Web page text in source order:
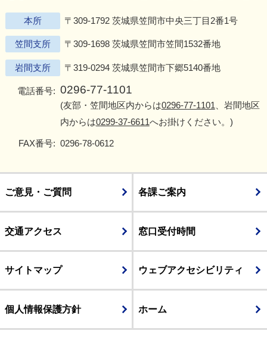
本所 〒309-1792 茨城県笠間市中央三丁目2番1号
笠間支所 〒309-1698 茨城県笠間市笠間1532番地
岩間支所 〒319-0294 茨城県笠間市下郷5140番地
電話番号: 0296-77-1101
(友部・笠間地区内からは0296-77-1101 、岩間地区
内からは0299-37-6611へお掛けください。)
FAX番号: 0296-78-0612
ご意見・ご質問 各課ご案内
交通アクセス 窓口受付時間
サイトマップ ウェブアクセシビリティ
個人情報保護方針 ホーム